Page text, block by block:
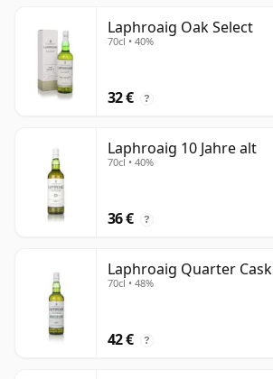
Laphroaig Oak Select
70cl • 40%
32 € ?
Laphroaig 10 Jahre alt
70cl • 40%
36 € ?
Laphroaig Quarter Cask
70cl • 48%
42 € ?